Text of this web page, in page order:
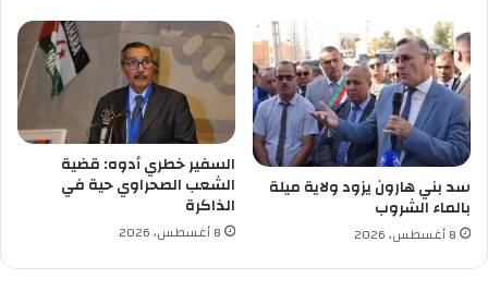
ك
ت
ي
ك
ي
سد بني هارون يزود ولاية ميلة
بالماء الشروب
8 أغسطس، 2026
السفير خطري أدوه: قضية
الشعب الصحراوي حية في
الذاكرة
8 أغسطس، 2026